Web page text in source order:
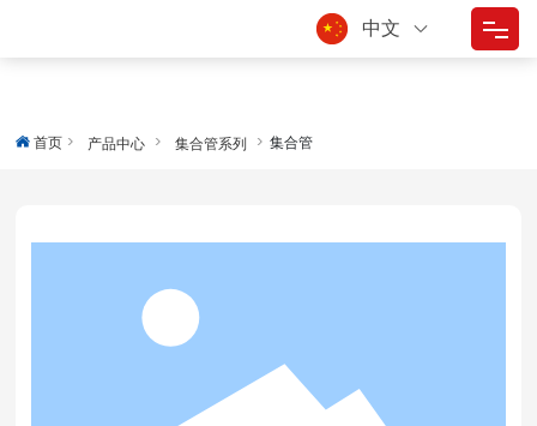
走进东方
中文
首页 产品中心 集合管系列 集合管